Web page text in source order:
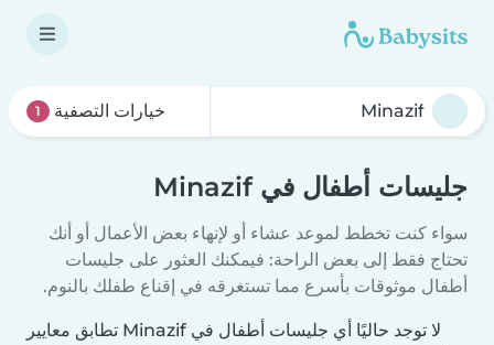
خيارات التصفية 1
جليسات أطفال في Minazif
سواء كنت تخطط لموعد عشاء أو لإنهاء بعض الأعمال أو أنك
تحتاج فقط إلى بعض الراحة: فيمكنك العثور على جليسات
أطفال موثوقات بأسرع مما تستغرقه في إقناع طفلك بالنوم.
لا توجد حاليًا أي جليسات أطفال في Minazif تطابق معايير